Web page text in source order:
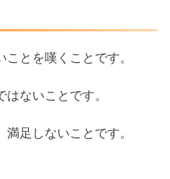
とを嘆くことです。
ないことです。
足しないことです。